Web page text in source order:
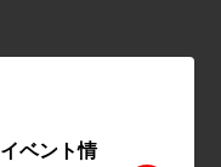
ベント情